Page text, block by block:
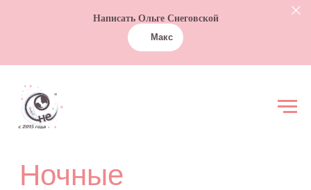
Написать Ольге Снеговской
Макс
Ночные
малыша